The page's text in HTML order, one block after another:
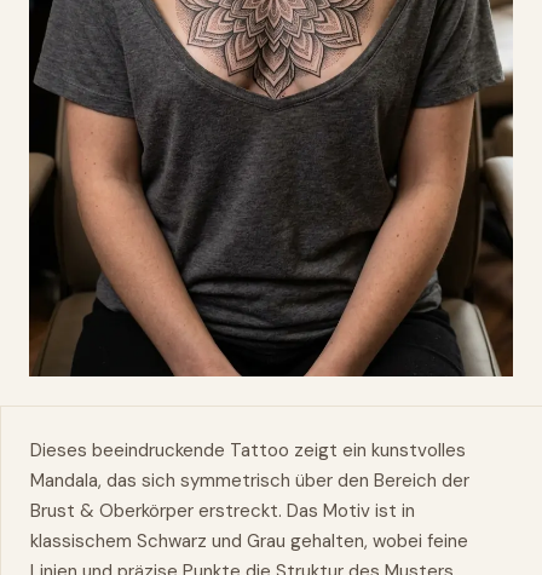
Dieses beeindruckende Tattoo zeigt ein kunstvolles
Mandala, das sich symmetrisch über den Bereich der
Brust & Oberkörper erstreckt. Das Motiv ist in
klassischem Schwarz und Grau gehalten, wobei feine